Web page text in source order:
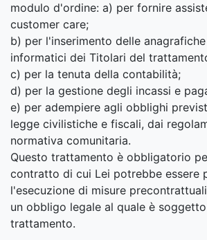
modulo d'ordine: a) per fornire
customer care;
b) per l'inserimento delle
informatici dei Titolari del
c) per la tenuta della contabilità;
d) per la gestione degli incassi e
e) per adempiere agli obblighi
legge civilistiche e fiscali, dai
normativa comunitaria.
Questo trattamento è obbligatorio
contratto di cui Lei potrebbe essere
l'esecuzione di misure
un obbligo legale al quale è
trattamento.